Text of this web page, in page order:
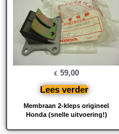
Membraan 2-kleps origineel
Honda (snelle uitvoering!)
€ 59,00
Lees verder